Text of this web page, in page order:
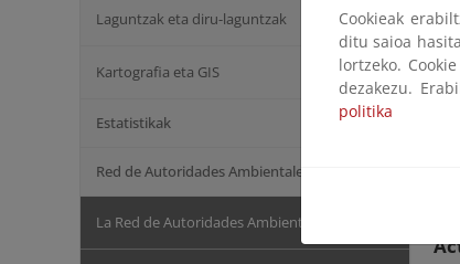
Laguntzak eta diru-laguntzak
Kartografia eta GIS
Estatistikak
Red de Autoridades Ambientales
La Red de Autoridades Ambientales
Cookieak
ditu saioa
lortzeko.
dezakezu.
politika